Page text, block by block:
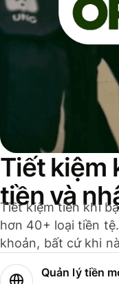
Tiết kiệm
tiền và
Tiết kiệm tiền khi
hơn 40+ loại tiền
khoản, bất cứ khi
Quản lý tiền